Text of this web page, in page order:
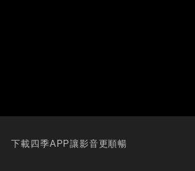
下載四季APP讓影音更順暢